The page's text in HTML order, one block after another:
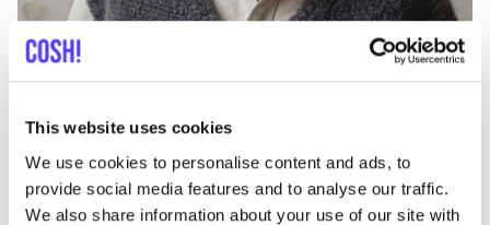
This website uses cookies
We use cookies to personalise content and ads, to
provide social media features and to analyse our traffic.
We also share information about your use of our site with